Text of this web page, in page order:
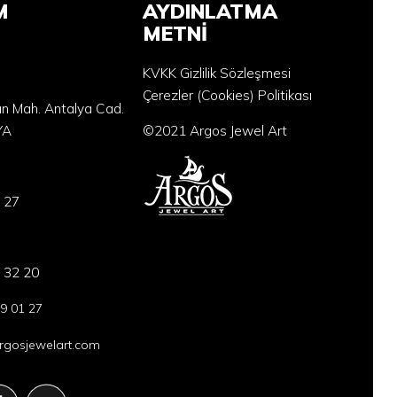
Mah. Antalya Cad.
27
32 20
01 27
AYDINLATMA
METNİ
KVKK Gizlilik Sözleşmesi
Çerezler (Cookies) Politikası
©2021 Argos Jewel Art